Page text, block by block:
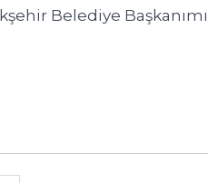
Belediye